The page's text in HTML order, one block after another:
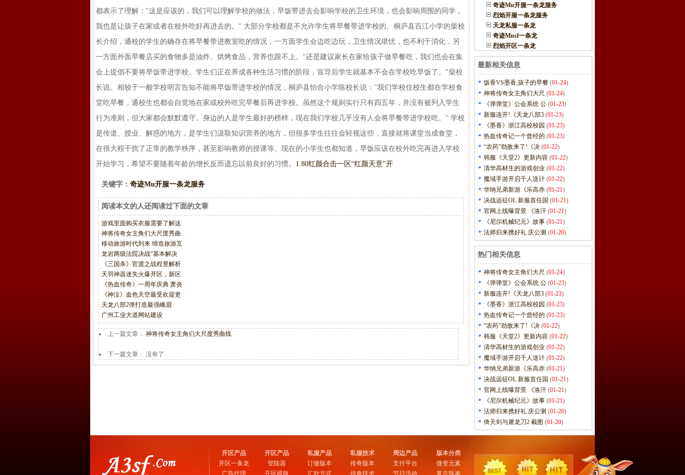
都表示了理解："这是应该的，我们可以理解学校的做法，早饭带进去会影响学校的卫生环境，也会影响周围的同学，
我也是让孩子在家或者在校外吃好再进去的。" 大部分学校都是不允许学生将早餐带进学校的。桐庐县百江小学的柴校
长介绍，通校的学生的确存在将早餐带进教室吃的情况，一方面学生会边吃边玩，卫生情况堪忧，也不利于消化，另
一方面外面早餐店买的食物多是油炸、烘烤食品，营养也跟不上。"还是建议家长在家给孩子做早餐吃，我们也会在集
会上提倡不要将早饭带进学校。学生们正在养成各种生活习惯的阶段，宣导后学生就基本不会在学校吃早饭了。"柴校
长说。相较于一般学校明言告知不能将早饭带进学校的情况，桐庐县怡合小学陈校长说："我们学校住校生都在学校食
堂吃早餐，通校生也都会自觉地在家或校外吃完早餐后再进学校。虽然这个规则实行只有四五年，并没有被列入学生
行为准则，但大家都会默默遵守。身边的人是学生最好的榜样，现在我们学校几乎没有人会将早餐带进学校吃。" 学校
是传道、授业、解惑的地方，是学生们汲取知识营养的地方，但很多学生往往会轻视这些，直接就将课堂当成食堂，
在很大程干扰了正常的教学秩序，甚至影响教师的授课等。现在的小学生也都知道，早饭应该在校外吃完再进入学校
开始学习，希望不要随着年龄的增长反而遗忘以前良好的习惯。 1.80红颜合击一区“红颜天意”开
关键字： 奇迹Mu开服一条龙服务
阅读本文的人还阅读过下面的文章
游戏里面购买衣服需要了解这
神将传奇女主角们大尺度秀曲
移动旅游时代到来 缔造旅游互
龙岩两级法院决战“基本解决
《三国杀》官渡之战程昱解析
天羽神器迷失火爆开区，新区
《热血传奇》一周年庆典 萧炎
《神泣》血色天空最受欢迎更
天龙八部2弹打造最强峨眉
广州工业大道网站建设
上一篇文章： 神将传奇女主角们大尺度秀曲线
下一篇文章： 没有了
奇迹Mu开服一条龙服务
烈焰开服一条龙服务
天龙私服一条龙
奇迹Musf一条龙
烈焰开区一条龙
最新相关信息
饭香VS墨香,孩子的早餐 (01-24)
神将传奇女主角们大尺 (01-24)
《弹弹堂》公会系统 公 (01-23)
新服连开!《天龙八部3 (01-23)
《墨香》浙江高校校园 (01-23)
热血传奇记一个曾经的 (01-23)
“农药”劲敌来了!《决 (01-22)
韩服《天堂2》更新内容 (01-22)
清华高材生的游戏创业 (01-22)
魔域手游开启千人送计 (01-22)
华纳兄弟新游《乐高赤 (01-21)
决战远征OL 新服首任国 (01-21)
官网上线曝背景 《洛汗 (01-21)
《尼尔机械纪元》故事 (01-21)
法师归来携好礼 庆公测 (01-20)
热门相关信息
神将传奇女主角们大尺 (01-24)
《弹弹堂》公会系统 公 (01-23)
新服连开!《天龙八部3 (01-23)
《墨香》浙江高校校园 (01-23)
热血传奇记一个曾经的 (01-23)
“农药”劲敌来了!《决 (01-22)
韩服《天堂2》更新内容 (01-22)
清华高材生的游戏创业 (01-22)
魔域手游开启千人送计 (01-22)
华纳兄弟新游《乐高赤 (01-21)
决战远征OL 新服首任国 (01-21)
官网上线曝背景 《洛汗 (01-21)
《尼尔机械纪元》故事 (01-21)
法师归来携好礼 庆公测 (01-20)
倚天剑与屠龙刀2 截图 (01-20)
开区产品
开区一条龙
广告代理
开区产品
登陆器
开区模版
私服产品
订做版本
汇款方式
私服技术
传奇版本
传奇技术
周边产品
支付平台
节日活动
版本分类
微变元素
复古版本